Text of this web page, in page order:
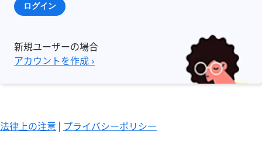
ログイン
新規ユーザーの場合
アカウントを作成 ›
法律上の注意 | プライバシーポリシー